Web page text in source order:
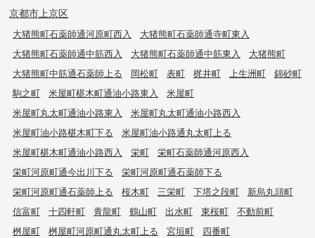
京都市上京区
大猪熊町石薬師通河原町西入
大猪熊町石薬師通寺町東入
大猪熊町石薬師通中筋西入
大猪熊町石薬師通中筋東入
大猪熊町
大猪熊町中筋通石薬師上る
岡松町 表町 梶井町 上生洲町
錦砂町
駒之町
米屋町椹木町通油小路東入
米屋町
米屋町丸太町通油小路東入
米屋町丸太町通油小路西入
米屋町油小路椹木町下る
米屋町油小路通丸太町上る
米屋町椹木町通油小路西入
栄町
栄町石薬師通河原西入
栄町河原町通今出川下る
栄町河原町通石薬師下る
栄町河原町通石薬師上る
桜木町 三栄町 下塔之段町
新烏丸頭町
信富町
十四軒町 青龍町 鶴山町 出水町 東桜町
不動前町
桝屋町
桝屋町河原町通丸太町上る 宮垣町 四番町